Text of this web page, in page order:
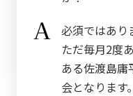
必須ではあり
ただ毎月2度
ある佐渡島
会となります